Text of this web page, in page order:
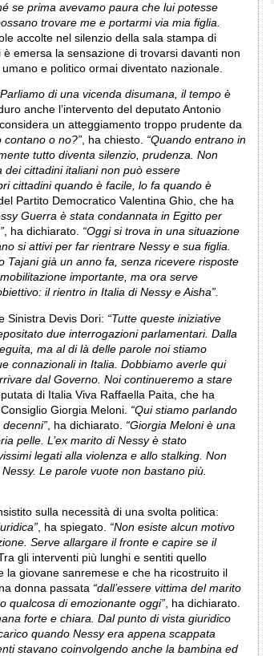
se prima avevamo paura che lui potesse
trovare me e portarmi via mia figlia.
accolte nel silenzio della sala stampa di
emersa la sensazione di trovarsi davanti non
e politico ormai diventato nazionale.
di una vicenda disumana, il tempo è
anche l’intervento del deputato Antonio
un atteggiamento troppo prudente da
contano o no?”, ha chiesto. “Quando entrano in
tutto diventa silenzio, prudenza. Non
cittadini italiani non può essere
cittadini quando è facile, lo fa quando è
Partito Democratico Valentina Ghio, che ha
Guerra è stata condannata in Egitto per
, ha dichiarato. “Oggi si trova in una situazione
si attivi per far rientrare Nessy e sua figlia.
Tajani già un anno fa, senza ricevere risposte
importante, ma ora serve
il rientro in Italia di Nessy e Aisha”.
Sinistra Devis Dori: “Tutte queste iniziative
due interrogazioni parlamentari. Dalla
ma al di là delle parole noi stiamo
connazionali in Italia. Dobbiamo averle qui
dal Governo. Noi continueremo a stare
di Italia Viva Raffaella Paita, che ha
Giorgia Meloni. “Qui stiamo parlando
, ha dichiarato. “Giorgia Meloni è una
pelle. L’ex marito di Nessy è stato
legati alla violenza e allo stalking. Non
Le parole vuote non bastano più.
sulla necessità di una svolta politica:
, ha spiegato. “Non esiste alcun motivo
Serve allargare il fronte e capire se il
gli interventi più lunghi e sentiti quello
la giovane sanremese e che ha ricostruito il
donna passata “dall’essere vittima del marito
qualcosa di emozionante oggi”, ha dichiarato.
forte e chiara. Dal punto di vista giuridico
quando Nessy era appena scappata
stavano coinvolgendo anche la bambina ed